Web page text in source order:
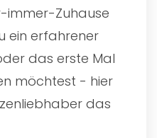
immer-Zuhause
ein erfahrener
das erste Mal
möchtest - hier
das